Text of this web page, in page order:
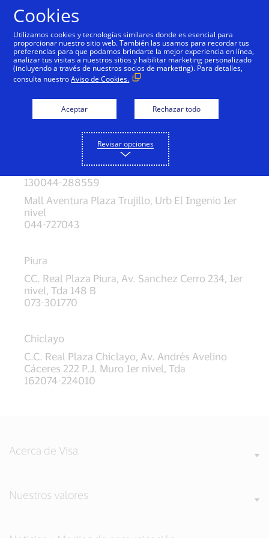
Otras Sucursales
San Isidro
2225460
C.C Real Plaza Trujillo, Av. Cesar Vallejo Oeste
130044-288559
Mall Aventura Plaza Trujillo, Urb El Ingenio 1er
nivel
044-727043
Piura
CC. Real Plaza Piura, Av. Sanchez Cerro 234, 1er
nivel, Tda 148 B
073-301770
Chiclayo
C.C. Real Plaza Chiclayo, Av. Andrés Avelino
Cáceres 222 P.J. Muro 1er nivel, Tda
162074-224010
Acerca de Visa
Nuestros valores
Cookies
Utilizamos cookies y tecnologías similares donde es esencial para
proporcionar nuestro sitio web. También las usamos para recordar tus
preferencias para que podamos brindarte la mejor experiencia en línea,
analizar tus visitas a nuestros sitios y habilitar marketing personalizado
(incluyendo a través de nuestros socios de marketing). Para detalles,
consulta nuestroAviso de Cookies.
Aceptar Rechazar todo
Revisar opciones